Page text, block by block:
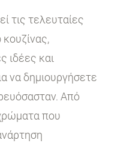
τις τελευταίες
κουζίνας,
ιδέες και
να δημιουργήσετε
Από
που